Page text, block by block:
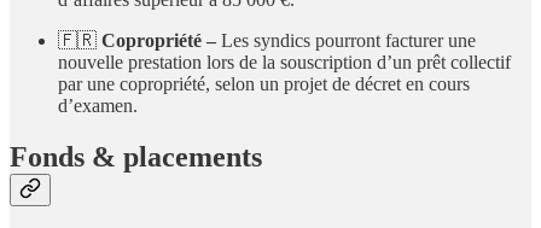
🇫🇷 Copropriété – Les syndics pourront facturer une
nouvelle prestation lors de la souscription d’un prêt collectif
par une copropriété, selon un projet de décret en cours
d’examen.
Fonds & placements